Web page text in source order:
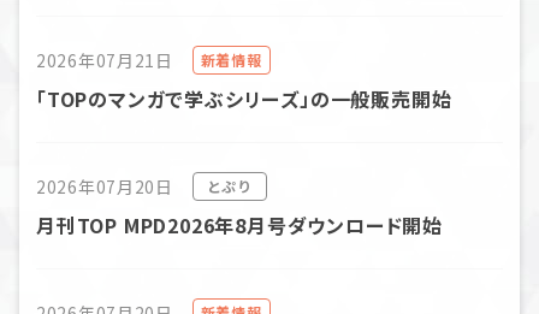
2026年07月21日 新着情報
「TOPのマンガで学ぶシリーズ」の一般販売開始
2026年07月20日 とぷり
月刊TOP MPD2026年8月号ダウンロード開始